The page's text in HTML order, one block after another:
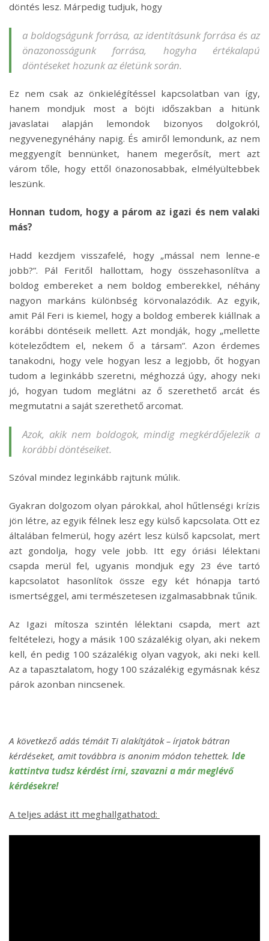
döntés lesz. Márpedig tudjuk, hogy
a boldogságunk forrása, az identitásunk forrása és az
önazonosságunk forrása, hogyha értékalapú
döntéseket hozunk az életünk során.
Ez nem csak az önkielégítéssel kapcsolatban van így,
hanem mondjuk most a böjti időszakban a hitünk
javaslatai alapján lemondok bizonyos dolgokról,
negyvenegynéhány napig. És amiről lemondunk, az nem
meggyengít bennünket, hanem megerősít, mert azt
várom tőle, hogy ettől önazonosabbak, elmélyültebbek
leszünk.
Honnan tudom, hogy a párom az igazi és nem valaki
más?
Hadd kezdjem visszafelé, hogy „mással nem lenne-e
jobb?”. Pál Feritől hallottam, hogy összehasonlítva a
boldog embereket a nem boldog emberekkel, néhány
nagyon markáns különbség körvonalazódik. Az egyik,
amit Pál Feri is kiemel, hogy a boldog emberek kiállnak a
korábbi döntéseik mellett. Azt mondják, hogy „mellette
köteleződtem el, nekem ő a társam”. Azon érdemes
tanakodni, hogy vele hogyan lesz a legjobb, őt hogyan
tudom a leginkább szeretni, méghozzá úgy, ahogy neki
jó, hogyan tudom meglátni az ő szerethető arcát és
megmutatni a saját szerethető arcomat.
Azok, akik nem boldogok, mindig megkérdőjelezik a
korábbi döntéseiket.
Szóval mindez leginkább rajtunk múlik.
Gyakran dolgozom olyan párokkal, ahol hűtlenségi krízis
jön létre, az egyik félnek lesz egy külső kapcsolata. Ott ez
általában felmerül, hogy azért lesz külső kapcsolat, mert
azt gondolja, hogy vele jobb. Itt egy óriási lélektani
csapda merül fel, ugyanis mondjuk egy 23 éve tartó
kapcsolatot hasonlítok össze egy két hónapja tartó
ismertséggel, ami természetesen izgalmasabbnak tűnik.
Az Igazi mítosza szintén lélektani csapda, mert azt
feltételezi, hogy a másik 100 százalékig olyan, aki nekem
kell, én pedig 100 százalékig olyan vagyok, aki neki kell.
Az a tapasztalatom, hogy 100 százalékig egymásnak kész
párok azonban nincsenek.
A következő adás témáit Ti alakítjátok – írjatok bátran
kérdéseket, amit továbbra is anonim módon tehettek. Ide
kattintva tudsz kérdést írni, szavazni a már meglévő
kérdésekre!
A teljes adást itt meghallgathatod: